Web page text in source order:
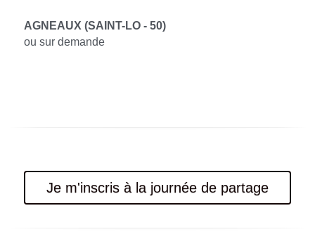
AGNEAUX (SAINT-LO - 50)
ou sur demande
Je m'inscris à la journée de partage